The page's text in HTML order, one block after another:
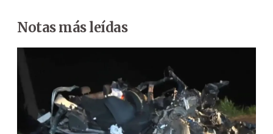
Notas más leídas